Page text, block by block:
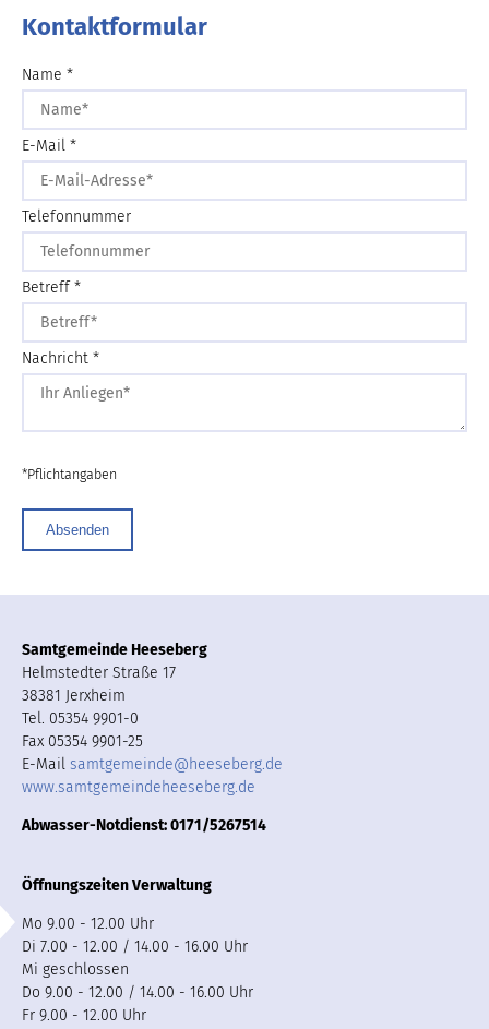
Kontaktformular
Name *
E-Mail *
Telefonnummer
Betreff *
Nachricht *
*Pflichtangaben
Absenden
Samtgemeinde Heeseberg
Helmstedter Straße 17
38381 Jerxheim
Tel. 05354 9901-0
Fax 05354 9901-25
E-Mail samtgemeinde@heeseberg.de
www.samtgemeindeheeseberg.de
Abwasser-Notdienst: 0171/5267514
Öffnungszeiten Verwaltung
Mo 9.00 - 12.00 Uhr
Di 7.00 - 12.00 / 14.00 - 16.00 Uhr
Mi geschlossen
Do 9.00 - 12.00 / 14.00 - 16.00 Uhr
Fr 9.00 - 12.00 Uhr